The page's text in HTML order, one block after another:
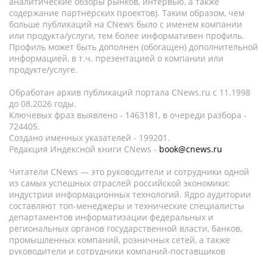
содержание партнёрских проектов). Таким образом, чем
больше публикаций на CNews было с именем компании
или продукта/услуги, тем более информативен профиль.
Профиль может быть дополнен (обогащен) дополнительной
информацией, в т.ч. презентацией о компании или
продукте/услуге.
Обработан архив публикаций портала CNews.ru c 11.1998
до 08.2026 годы.
Ключевых фраз выявлено - 1463181, в очереди разбора -
724405.
Создано именных указателей - 199201.
Редакция Индексной книги CNews - book@cnews.ru
Читатели CNews — это руководители и сотрудники одной
из самых успешных отраслей российской экономики:
индустрии информационных технологий. Ядро аудитории
составляют топ-менеджеры и технические специалисты
департаментов информатизации федеральных и
региональных органов государственной власти, банков,
промышленных компаний, розничных сетей, а также
руководители и сотрудники компаний-поставщиков